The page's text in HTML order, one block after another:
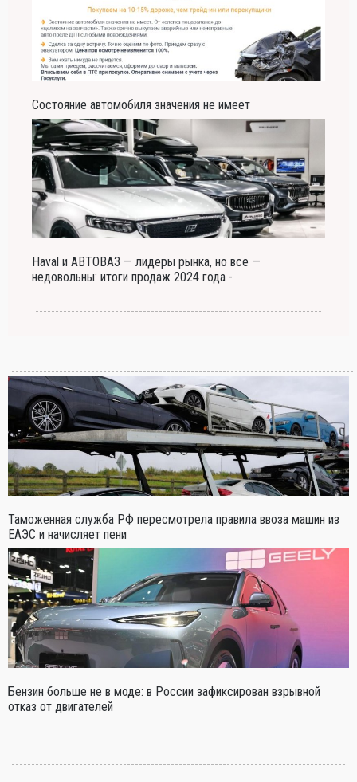
Состояние автомобиля значения не имеет
Haval и АВТОВАЗ — лидеры рынка, но все —
недовольны: итоги продаж 2024 года -
Таможенная служба РФ пересмотрела правила ввоза машин из
ЕАЭС и начисляет пени
Бензин больше не в моде: в России зафиксирован взрывной
отказ от двигателей